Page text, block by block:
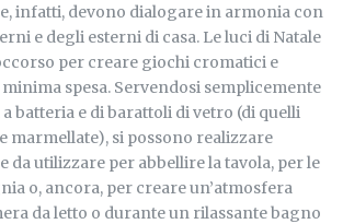
infatti, devono dialogare in armonia con
e degli esterni di casa. Le luci di Natale
per creare giochi cromatici e
spesa. Servendosi semplicemente
batteria e di barattoli di vetro (di quelli
marmellate), si possono realizzare
da utilizzare per abbellire la tavola, per le
o, ancora, per creare un’atmosfera
da letto o durante un rilassante bagno